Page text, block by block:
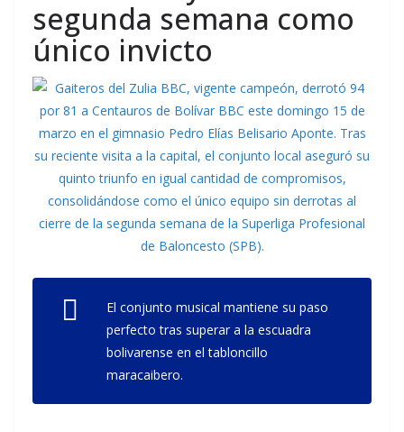
segunda semana como
único invicto
El conjunto musical mantiene su paso
perfecto tras superar a la escuadra
bolivarense en el tabloncillo
maracaibero.